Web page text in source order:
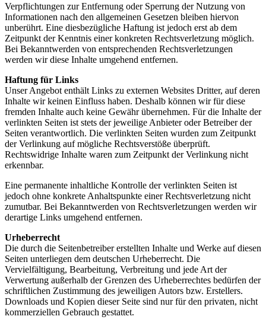
Verpflichtungen zur Entfernung oder Sperrung der Nutzung von
Informationen nach den allgemeinen Gesetzen bleiben hiervon
unberührt. Eine diesbezügliche Haftung ist jedoch erst ab dem
Zeitpunkt der Kenntnis einer konkreten Rechtsverletzung möglich.
Bei Bekanntwerden von entsprechenden Rechtsverletzungen
werden wir diese Inhalte umgehend entfernen.
Haftung für Links
Unser Angebot enthält Links zu externen Websites Dritter, auf deren
Inhalte wir keinen Einfluss haben. Deshalb können wir für diese
fremden Inhalte auch keine Gewähr übernehmen. Für die Inhalte der
verlinkten Seiten ist stets der jeweilige Anbieter oder Betreiber der
Seiten verantwortlich. Die verlinkten Seiten wurden zum Zeitpunkt
der Verlinkung auf mögliche Rechtsverstöße überprüft.
Rechtswidrige Inhalte waren zum Zeitpunkt der Verlinkung nicht
erkennbar.
Eine permanente inhaltliche Kontrolle der verlinkten Seiten ist
jedoch ohne konkrete Anhaltspunkte einer Rechtsverletzung nicht
zumutbar. Bei Bekanntwerden von Rechtsverletzungen werden wir
derartige Links umgehend entfernen.
Urheberrecht
Die durch die Seitenbetreiber erstellten Inhalte und Werke auf diesen
Seiten unterliegen dem deutschen Urheberrecht. Die
Vervielfältigung, Bearbeitung, Verbreitung und jede Art der
Verwertung außerhalb der Grenzen des Urheberrechtes bedürfen der
schriftlichen Zustimmung des jeweiligen Autors bzw. Erstellers.
Downloads und Kopien dieser Seite sind nur für den privaten, nicht
kommerziellen Gebrauch gestattet.